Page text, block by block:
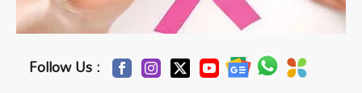
Follow Us :